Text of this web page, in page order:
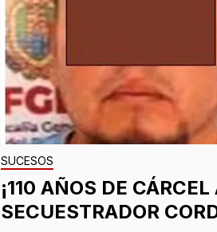
SUCESOS
¡110 AÑOS DE CÁRCEL
SECUESTRADOR